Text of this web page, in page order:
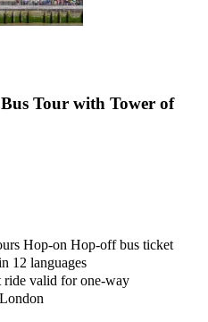
Tour with Tower of
Hop-on Hop-off bus ticket
12 languages
ride valid for one-way